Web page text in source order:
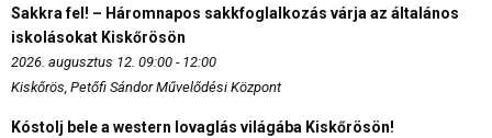
Sakkra fel! – Háromnapos sakkfoglalkozás várja az általános
iskolásokat Kiskőrösön
2026. augusztus 12. 09:00 - 12:00
Kiskőrös, Petőfi Sándor Művelődési Központ
Kóstolj bele a western lovaglás világába Kiskőrösön!